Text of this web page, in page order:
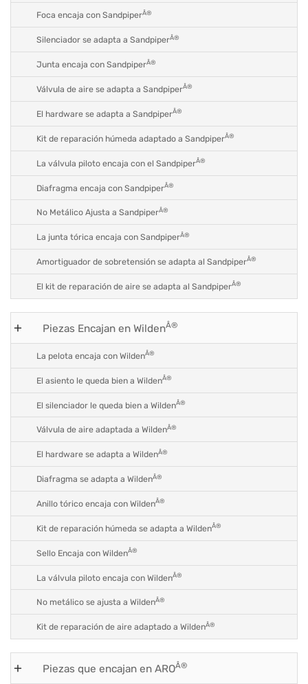
Foca encaja con SandpiperÂ®
Silenciador se adapta a SandpiperÂ®
Junta encaja con SandpiperÂ®
Válvula de aire se adapta a SandpiperÂ®
El hardware se adapta a SandpiperÂ®
Kit de reparación húmeda adaptado a SandpiperÂ®
La válvula piloto encaja con el SandpiperÂ®
Diafragma encaja con SandpiperÂ®
No Metálico Ajusta a SandpiperÂ®
La junta tórica encaja con SandpiperÂ®
Amortiguador de sobretensión se adapta al SandpiperÂ®
El kit de reparación de aire se adapta al SandpiperÂ®
Piezas Encajan en WildenÂ®
La pelota encaja con WildenÂ®
El asiento le queda bien a WildenÂ®
El silenciador le queda bien a WildenÂ®
Válvula de aire adaptada a WildenÂ®
El hardware se adapta a WildenÂ®
Diafragma se adapta a WildenÂ®
Anillo tórico encaja con WildenÂ®
Kit de reparación húmeda se adapta a WildenÂ®
Sello Encaja con WildenÂ®
La válvula piloto encaja con WildenÂ®
No metálico se ajusta a WildenÂ®
Kit de reparación de aire adaptado a WildenÂ®
Piezas que encajan en AROÂ®